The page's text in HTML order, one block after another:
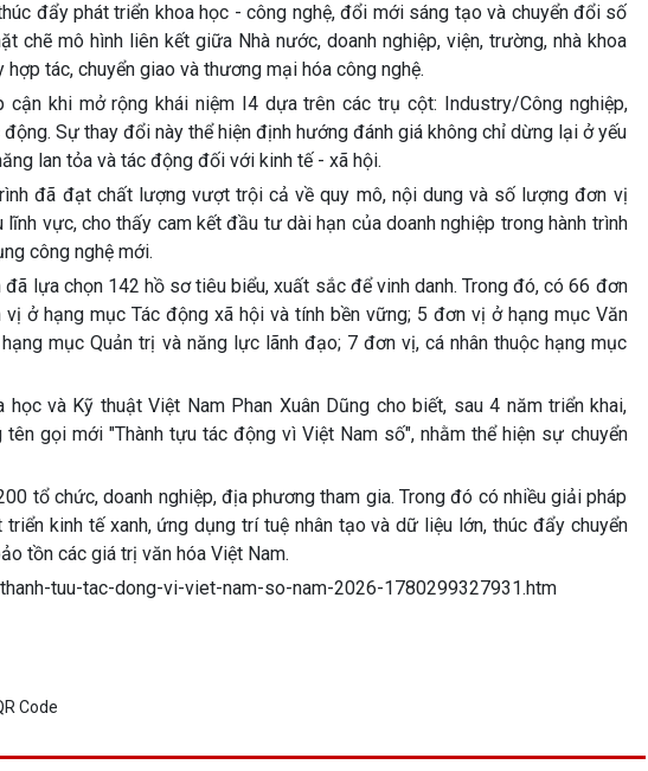
đẩy phát triển khoa học - công nghệ, đổi mới sáng tạo và chuyển đổi số
chẽ mô hình liên kết giữa Nhà nước, doanh nghiệp, viện, trường, nhà khoa
tác, chuyển giao và thương mại hóa công nghệ.
khi mở rộng khái niệm I4 dựa trên các trụ cột: Industry/Công nghiệp,
Sự thay đổi này thể hiện định hướng đánh giá không chỉ dừng lại ở yếu
lan tỏa và tác động đối với kinh tế - xã hội.
đã đạt chất lượng vượt trội cả về quy mô, nội dung và số lượng đơn vị
vực, cho thấy cam kết đầu tư dài hạn của doanh nghiệp trong hành trình
công nghệ mới.
lựa chọn 142 hồ sơ tiêu biểu, xuất sắc để vinh danh. Trong đó, có 66 đơn
ở hạng mục Tác động xã hội và tính bền vững; 5 đơn vị ở hạng mục Văn
mục Quản trị và năng lực lãnh đạo; 7 đơn vị, cá nhân thuộc hạng mục
và Kỹ thuật Việt Nam Phan Xuân Dũng cho biết, sau 4 năm triển khai,
gọi mới "Thành tựu tác động vì Việt Nam số", nhằm thể hiện sự chuyển
tổ chức, doanh nghiệp, địa phương tham gia. Trong đó có nhiều giải pháp
kinh tế xanh, ứng dụng trí tuệ nhân tạo và dữ liệu lớn, thúc đẩy chuyển
tồn các giá trị văn hóa Việt Nam.
tuu-tac-dong-vi-viet-nam-so-nam-2026-1780299327931.htm